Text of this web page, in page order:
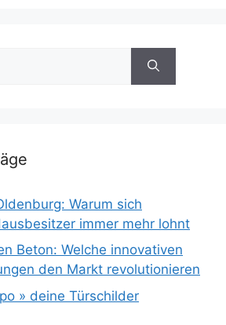
Warum sich
immer mehr lohnt
Beton: Welche innovativen
den Markt revolutionieren
» deine Türschilder